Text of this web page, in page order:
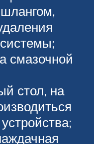
смазочной
стол, на